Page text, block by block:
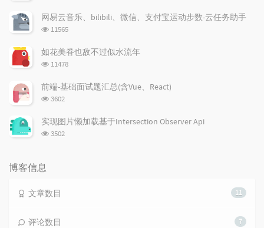
次
数:
网易云音乐、bilibili、微信、支付宝运动步数-云任务助手
浏
次
数:
11565
如花美眷也敌不过似水流年
浏
次
数:
11478
前端-基础面试题汇总(含Vue、React)
浏
次
数:
3602
实现图片懒加载基于Intersection Observer Api
浏
3502
博客信息
11
文章数目
7
评论数目